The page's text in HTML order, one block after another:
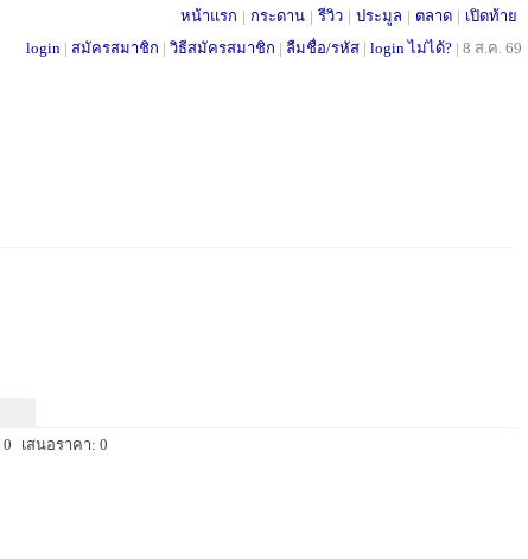
หน้าแรก | กระดาน | รีวิว | ประมูล | ตลาด | เปิดท้าย
login | สมัครสมาชิก | วิธีสมัครสมาชิก | ลืมชื่อ/รหัส | login ไม่ได้? | 8 ส.ค. 69
เสนอราคา: 0